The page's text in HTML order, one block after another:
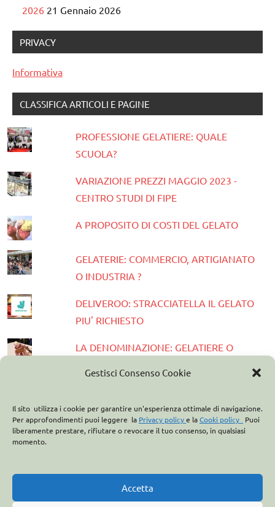
Gestisci Consenso Cookie
Il sito utilizza i cookie per garantire un'esperienza ottimale di navigazione.
Per approfondimenti puoi leggere la Privacy policye laCooki policy
Puoi
liberamente prestare, rifiutare o revocare il tuo consenso, in qualsiasi
momento.
Accetta
2026 21 Gennaio 2026
PRIVACY
Informativa
CLASSIFICA ARTICOLI E PAGINE
PROFESSIONE GELATIERE: QUALE
SCUOLA?
VARIAZIONE PREZZI MAGGIO 2023 -
CENTRO STUDI DI FIPE
A PROPOSITO DI COSTI DEL GELATO
GELATERIE: COMMERCIO, ARTIGIANATO
O INDUSTRIA ?
DELIVEROO: STRACCIATELLA IL GELATO
PIU' RICHIESTO
LA DENOMINAZIONE: GELATIERE O
CONCORSI
PRESENTATA LA GUIDA GELATERIE